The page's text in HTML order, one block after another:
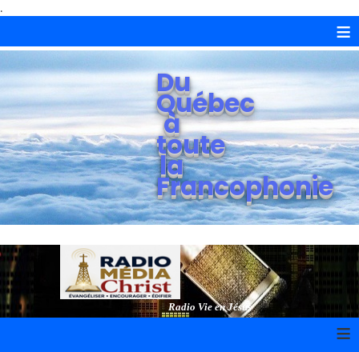
.
≡
Du
Québec
à
toute
la
Francophonie
Radio Vie en Jésus
≡